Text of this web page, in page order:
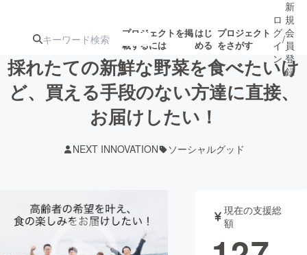
プロジェクトを掲
載するには
はじ
める
プロジェクト
をさがす
注目のリ 注目の新着プロ
ジェクト
募集終了が近いプ
テクノロジー・ガジェット
ロ
グ
イ
ン
/
新
規
会
員
登
録
採れたての新鮮な野菜を食べたいけ
ど、買える手段のない方達に直接、
お届けしたい！
NEXT INNOVATION ソーシャルグッド
現在の支援総
額